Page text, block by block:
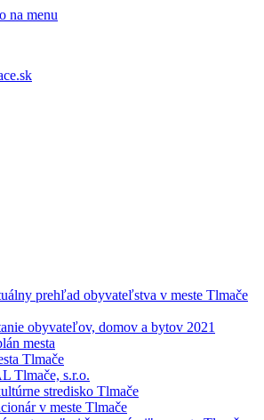
na menu
prehľad obyvateľstva v meste Tlmače
obyvateľov, domov a bytov 2021
mesta
Tlmače
Tlmače, s.r.o.
stredisko Tlmače
v meste Tlmače